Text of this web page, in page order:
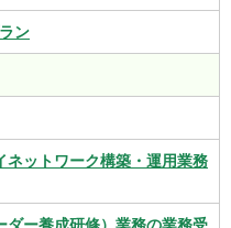
ン
ネットワーク構築・運用業務
ダー養成研修）業務の業務受